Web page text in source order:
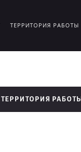
ТЕРРИТОРИЯ РАБОТЫ
ТЕРРИТОРИЯ РАБОТЫ